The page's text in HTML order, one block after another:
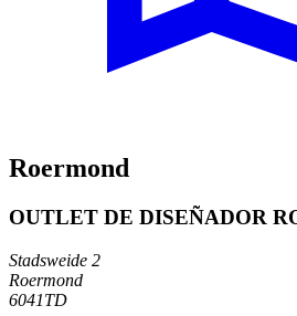
Roermond
OUTLET DE DISEÑADOR
Stadsweide 2
Roermond
6041TD